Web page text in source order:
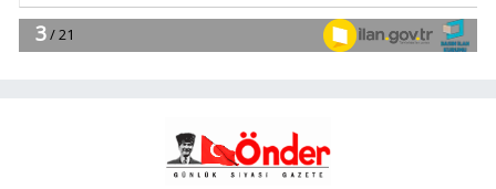
13:10
turistlerin rehberi oluyor